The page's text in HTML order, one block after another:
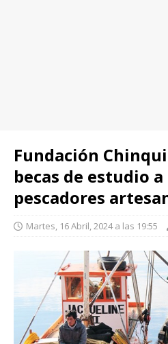
Fundación
becas de estudio
pescadores
Martes, 16 Abril, 2024 a las 19:55